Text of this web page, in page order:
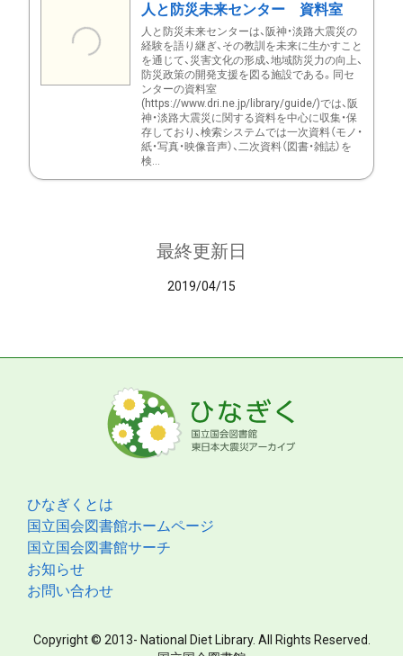
人と防災未来センター 資料室
人と防災未来センターは、阪神・淡路大震災の
経験を語り継ぎ、その教訓を未来に生かすこと
を通じて、災害文化の形成、地域防災力の向上、
防災政策の開発支援を図る施設である。同セ
ンターの資料室
(https://www.dri.ne.jp/library/guide/)では、阪
神・淡路大震災に関する資料を中心に収集・保
存しており、検索システムでは一次資料（モノ・
紙・写真・映像音声）、二次資料（図書・雑誌）を
検...
最終更新日
2019/04/15
ひなぎくとは
国立国会図書館ホームページ
国立国会図書館サーチ
お知らせ
お問い合わせ
Copyright © 2013- National Diet Library. All Rights Reserved.